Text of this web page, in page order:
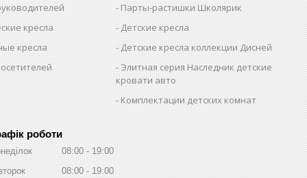
кресла
кресла
Парты-растишки Школярик
Детские кресла
Детские кресла коллекции Дисней
Элитная серия Наследник детские
кровати авто
Комплектации детских комнат
роботи
08:00
19:00
08:00 19:00